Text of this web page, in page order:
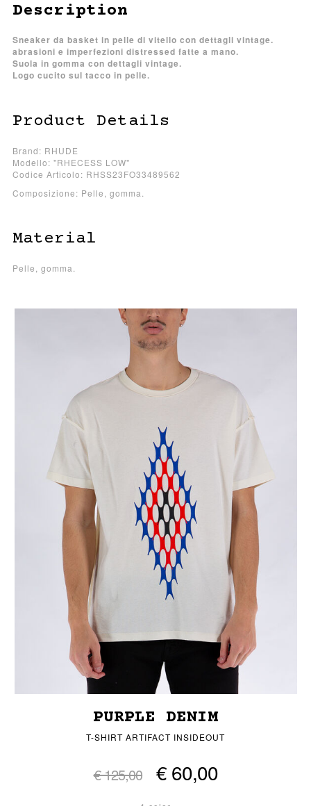
Description
Sneaker da basket in pelle di vitello con dettagli vintage.
abrasioni e imperfezioni distressed fatte a mano.
Suola in gomma con dettagli vintage.
Logo cucito sul tacco in pelle.
Product Details
Brand: RHUDE
Modello: "RHECESS LOW"
Codice Articolo: RHSS23FO33489562
Composizione: Pelle, gomma.
Material
Pelle, gomma.
PURPLE DENIM
T-SHIRT ARTIFACT INSIDEOUT
€ 125,00 € 60,00